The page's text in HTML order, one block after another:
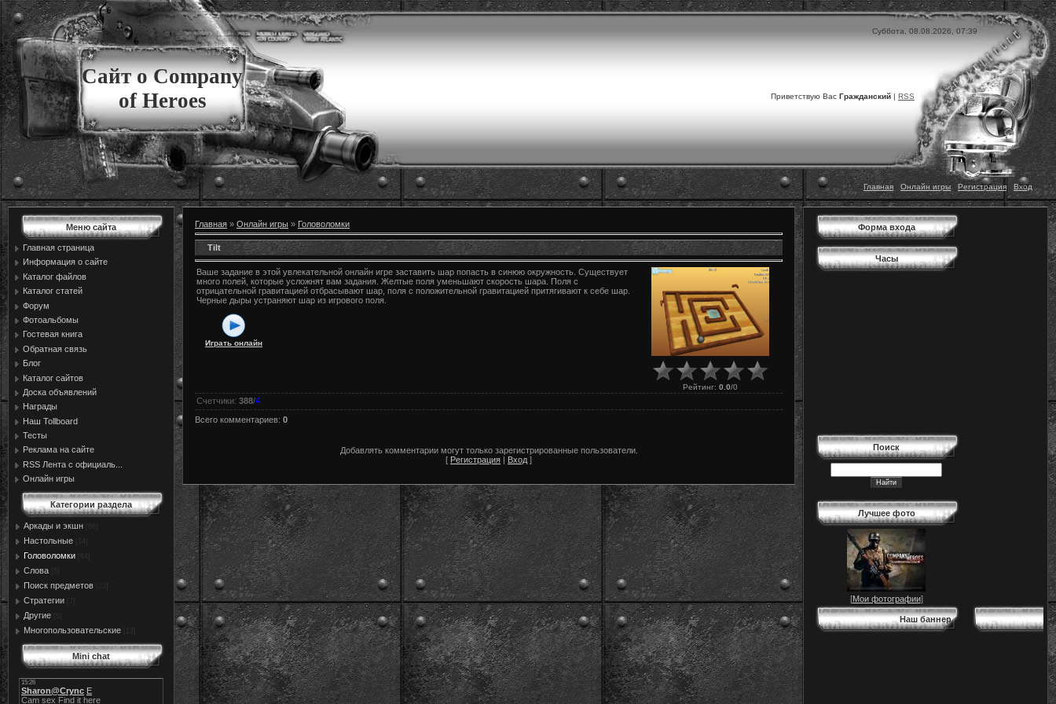
Суббота, 08.08.2026, 07:39
Сайт о Company
of Heroes
Приветствую Вас Гражданский | RSS
Главная Онлайн игры Регистрация Вход
Меню сайта
Главная страница
Информация о сайте
Каталог файлов
Каталог статей
Форум
Фотоальбомы
Гостевая книга
Обратная связь
Блог
Каталог сайтов
Доска объявлений
Награды
Наш Tollboard
Тесты
Реклама на сайте
RSS Лента с официаль...
Онлайн игры
Категории раздела
Аркады и экшн
Настольные
Головоломки
Слова
Поиск предметов
Стратегии
Другие
Многопользовательские
Mini chat
Главная » Онлайн игры » Головоломки
Tilt
Ваше задание в этой увлекательной онлайн игре заставить шар попасть в синюю окружность. Существует
много полей, которые усложнят вам задания. Желтые поля уменьшают скорость шара. Поля с
отрицательной гравитацией отбрасывают шар, поля с положительной гравитацией притягивают к себе шар.
Черные дыры устраняют шар из игрового поля.
Играть онлайн
Рейтинг: 0.0/0
Счетчики: 388/4
Всего комментариев: 0
Добавлять комментарии могут только зарегистрированные пользователи.
[ Регистрация Вход ]
Форма входа
Часы
Поиск
Лучшее фото
[Мои фотографии]
Наш баннер